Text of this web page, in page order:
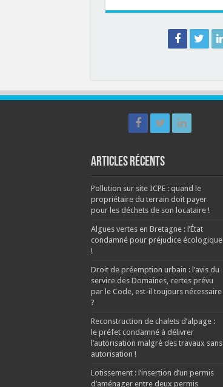
Articles récents
Pollution sur site ICPE : quand le
propriétaire du terrain doit payer
pour les déchets de son locataire !
Algues vertes en Bretagne : l’État
condamné pour préjudice écologique
!
Droit de préemption urbain : l’avis du
service des Domaines, certes prévu
par le Code, est-il toujours nécessaire
?
Reconstruction de chalets d’alpage :
le préfet condamné à délivrer
l’autorisation malgré des travaux sans
autorisation !
Lotissement : l’insertion d’un permis
d’aménager entre deux permis